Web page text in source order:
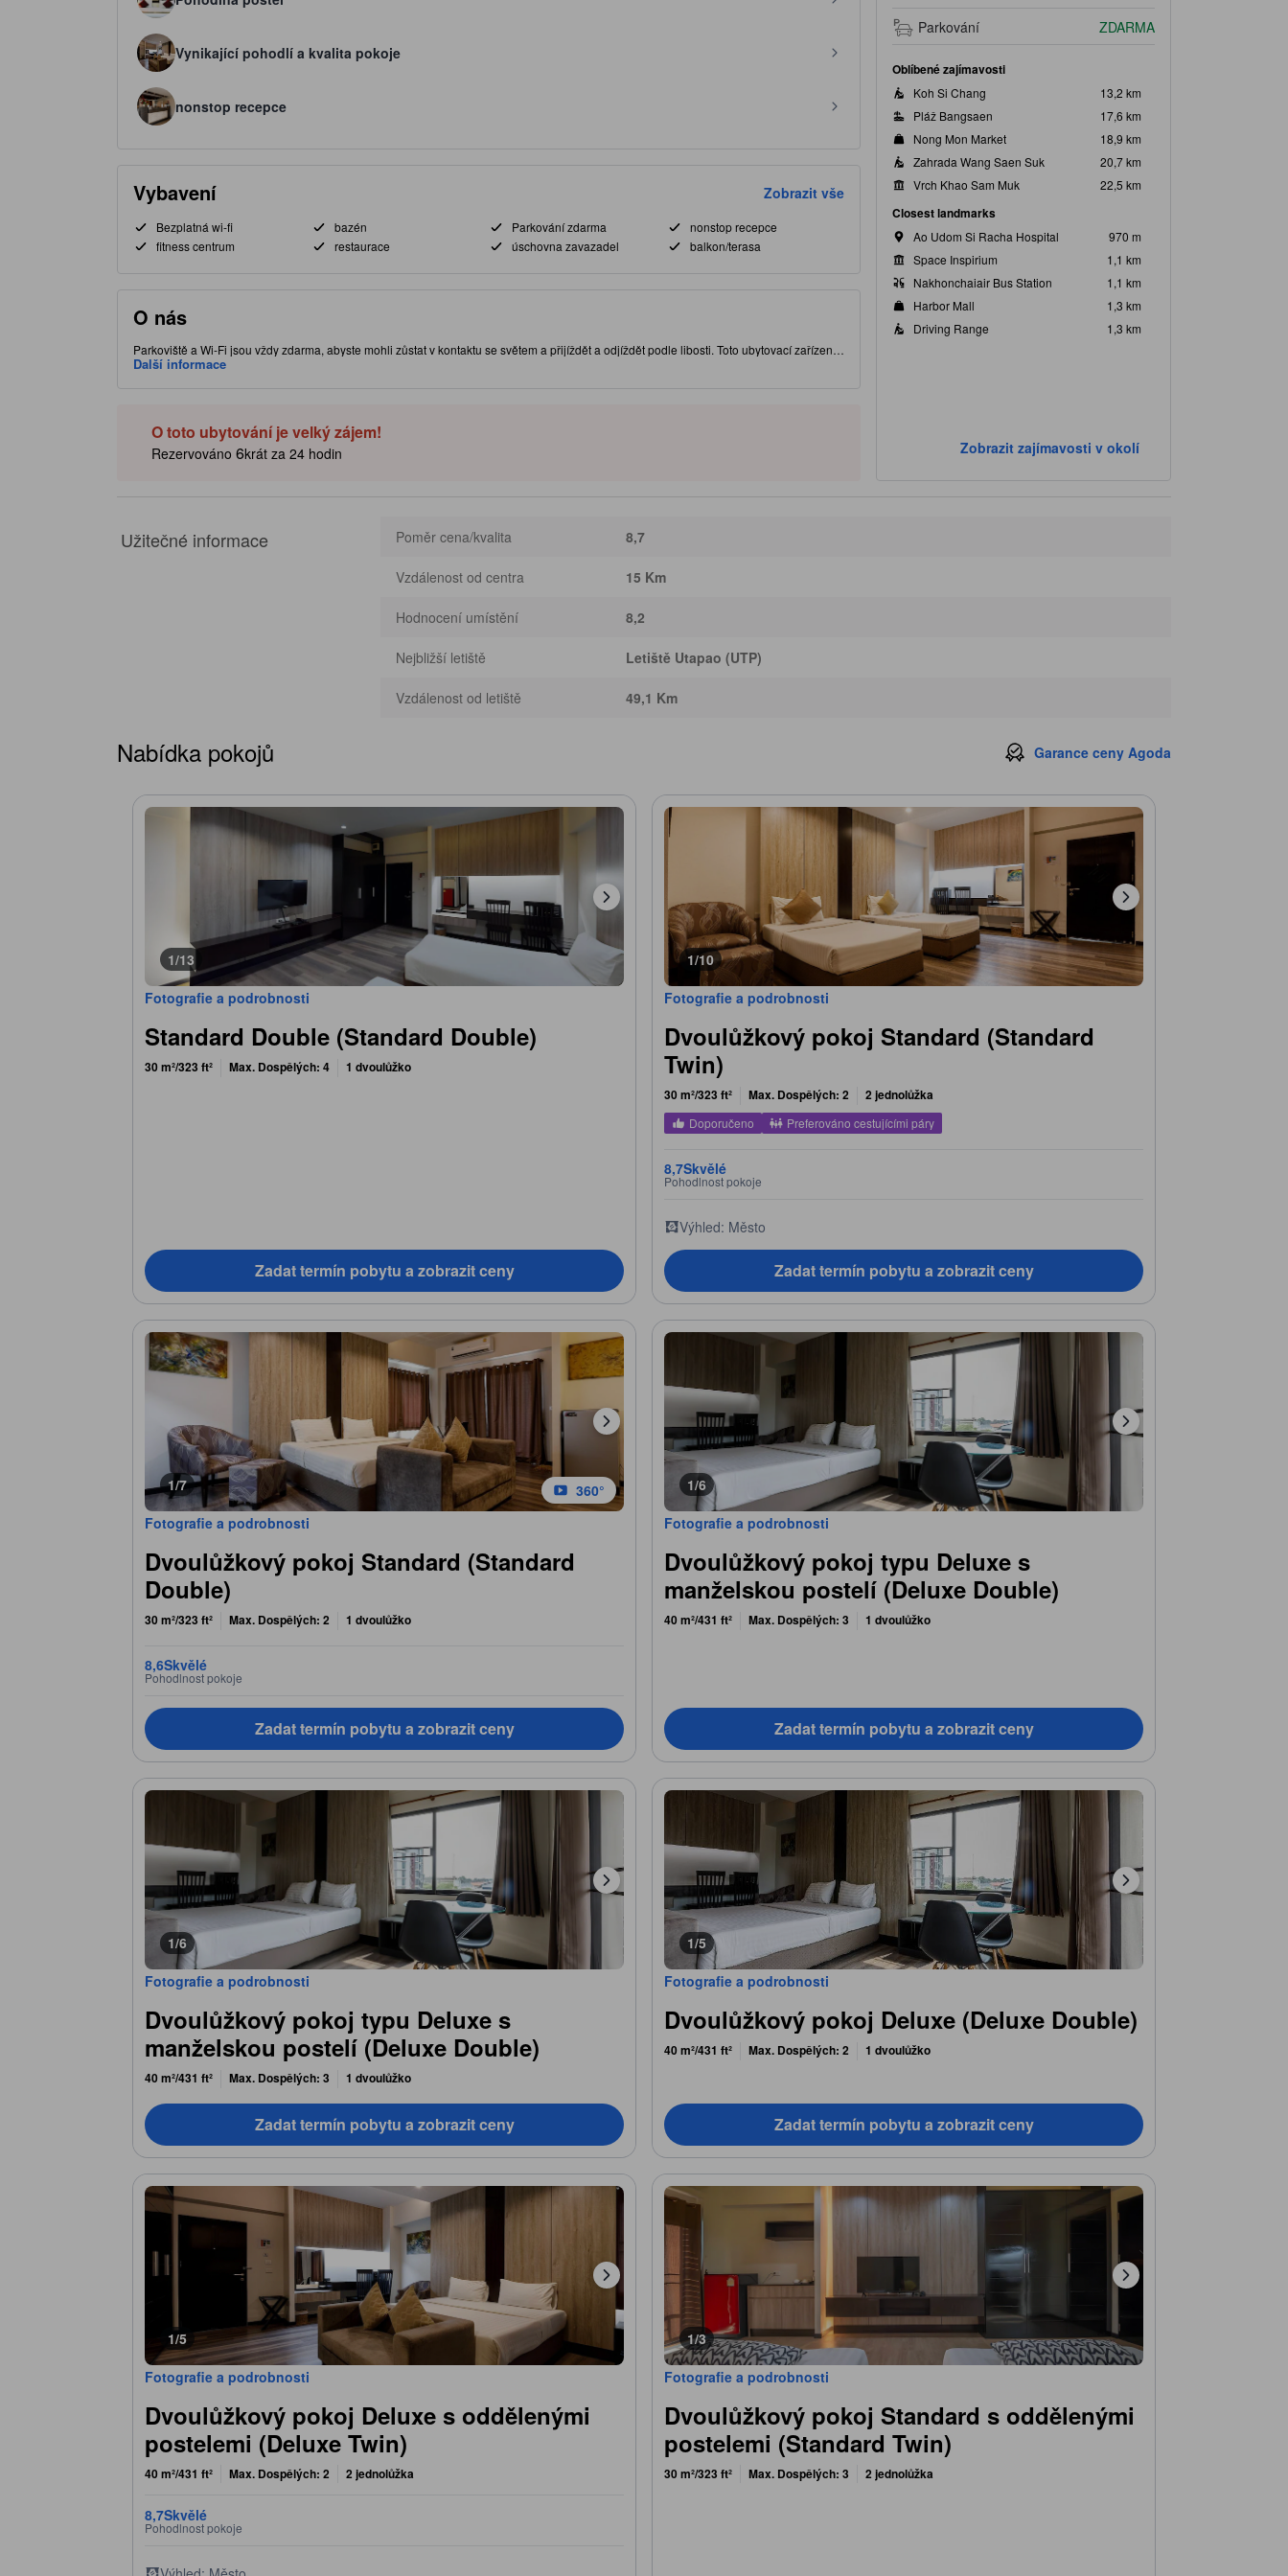
Vynikající pohodlí a kvalita pokoje
nonstop recepce
Vybavení Zobrazit vše
Bezplatná wi-fi bazén Parkování zdarma
nonstop recepce
fitness centrum
restaurace úschovna zavazadel balkon/terasa
O nás
Parkoviště a Wi-Fi jsou vždy zdarma, abyste mohli zůstat v kontaktu se světem a přijíždět a odjíždět podle libosti. Toto ubytovací zařízení
se může pochlubit výhodnou polohou v části Laem Chabang ve městě Chonburi, nedaleko místních atrakcí a zajímavých restaurací. Toto
Další informace
O toto ubytování je velký zájem!
Rezervováno 6krát za 24 hodin
Parkování ZDARMA
Oblíbené zajímavosti
Koh Si Chang
13,2 km
Pláž Bangsaen
17,6 km
Nong Mon Market
18,9 km
Zahrada Wang Saen Suk
20,7 km
Vrch Khao Sam Muk
22,5 km
Closest landmarks
Ao Udom Si Racha Hospital
970 m
Space Inspirium
1,1 km
Nakhonchaiair Bus Station
1,1 km
Harbor Mall
1,3 km
Driving Range
1,3 km
Zobrazit zajímavosti v okolí
Užitečné informace Poměr cena/kvalita 8,7
Vzdálenost od centra 15 Km
Hodnocení umístění 8,2
Nejbližší letiště Letiště Utapao (UTP)
Vzdálenost od letiště 49,1 Km
Nabídka pokojů Garance ceny Agoda
1/13
Fotografie a podrobnosti
Standard Double (Standard Double)
30 m²/323 ft² Max. Dospělých: 4 1 dvoulůžko
Zadat termín pobytu a zobrazit ceny
1/10
Fotografie a podrobnosti
Dvoulůžkový pokoj Standard (Standard
Twin)
30 m²/323 ft² Max. Dospělých: 2 2 jednolůžka
Doporučeno Preferováno cestujícími páry
8,7Skvělé
Pohodlnost pokoje
Výhled: Město
Zadat termín pobytu a zobrazit ceny
1/7
360°
Fotografie a podrobnosti
Dvoulůžkový pokoj Standard (Standard
Double)
30 m²/323 ft² Max. Dospělých: 2 1 dvoulůžko
8,6Skvělé
Pohodlnost pokoje
Zadat termín pobytu a zobrazit ceny
1/6
Fotografie a podrobnosti
Dvoulůžkový pokoj typu Deluxe s
manželskou postelí (Deluxe Double)
40 m²/431 ft² Max. Dospělých: 3 1 dvoulůžko
Zadat termín pobytu a zobrazit ceny
1/6
Fotografie a podrobnosti
Dvoulůžkový pokoj typu Deluxe s
manželskou postelí (Deluxe Double)
40 m²/431 ft² Max. Dospělých: 3 1 dvoulůžko
Zadat termín pobytu a zobrazit ceny
1/5
Fotografie a podrobnosti
Dvoulůžkový pokoj Deluxe (Deluxe Double)
40 m²/431 ft² Max. Dospělých: 2 1 dvoulůžko
Zadat termín pobytu a zobrazit ceny
1/5
Fotografie a podrobnosti
Dvoulůžkový pokoj Deluxe s oddělenými
postelemi (Deluxe Twin)
40 m²/431 ft² Max. Dospělých: 2 2 jednolůžka
8,7Skvělé
Pohodlnost pokoje
1/3
Fotografie a podrobnosti
Dvoulůžkový pokoj Standard s oddělenými
postelemi (Standard Twin)
30 m²/323 ft² Max. Dospělých: 3 2 jednolůžka